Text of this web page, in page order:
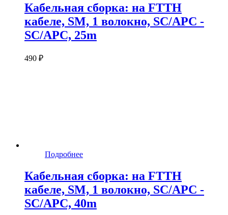
Кабельная сборка: на FTTH
кабеле, SM, 1 волокно, SC/APC -
SC/APC, 25m
490 ₽
Подробнее
Кабельная сборка: на FTTH
кабеле, SM, 1 волокно, SC/APC -
SC/APC, 40m